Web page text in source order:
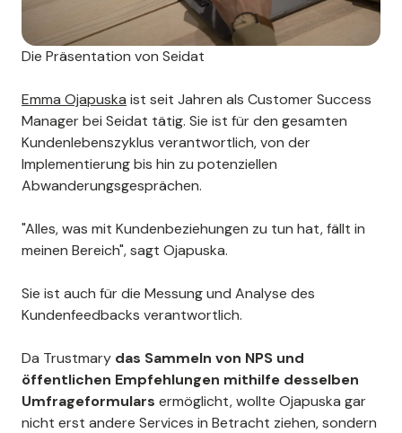
Die Präsentation von Seidat
Emma Ojapuska ist seit Jahren als Customer Success
Manager bei Seidat tätig. Sie ist für den gesamten
Kundenlebenszyklus verantwortlich, von der
Implementierung bis hin zu potenziellen
Abwanderungsgesprächen.
"Alles, was mit Kundenbeziehungen zu tun hat, fällt in
meinen Bereich", sagt Ojapuska.
Sie ist auch für die Messung und Analyse des
Kundenfeedbacks verantwortlich.
Da Trustmary das Sammeln von NPS und
öffentlichen Empfehlungen mithilfe desselben
Umfrageformulars ermöglicht, wollte Ojapuska gar
nicht erst andere Services in Betracht ziehen, sondern